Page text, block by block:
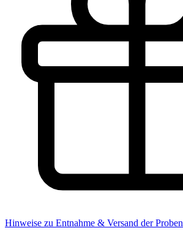
Hinweise zu Entnahme & Versand der Proben